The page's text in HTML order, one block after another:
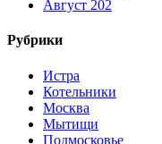
Август 202
Рубрики
Истра
Котельники
Москва
Мытищи
Подмосковье